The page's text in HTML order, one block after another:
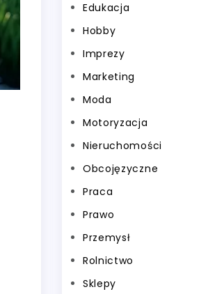
Edukacja
Hobby
Imprezy
Marketing
Moda
Motoryzacja
Nieruchomości
Obcojęzyczne
Praca
Prawo
Przemysł
Rolnictwo
Sklepy